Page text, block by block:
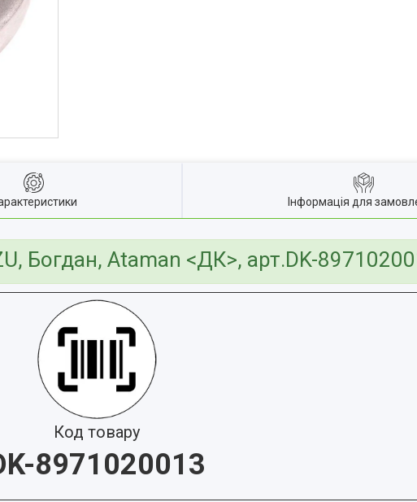
Інформація для
Богдан, Ataman <ДК>, арт.DK-
Код товару
8971020013